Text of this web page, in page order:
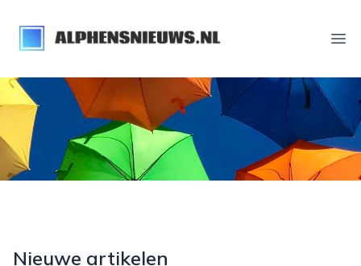
alphensnieuws.nl
Nieuwe artikelen